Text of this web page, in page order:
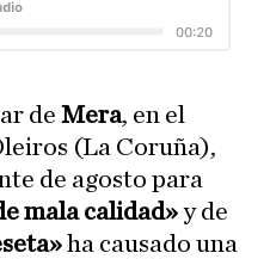
deMera, en el
(La Coruña),
de agosto para
mala calidad»y de
ha causado una